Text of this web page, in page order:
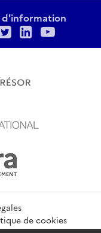
d'information
TwitterLinkedIn
de cookies